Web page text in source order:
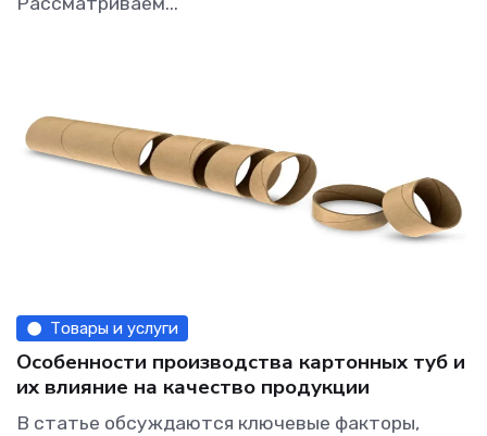
Товары и услуги
Особенности производства картонных туб и
их влияние на качество продукции
В статье обсуждаются ключевые факторы,